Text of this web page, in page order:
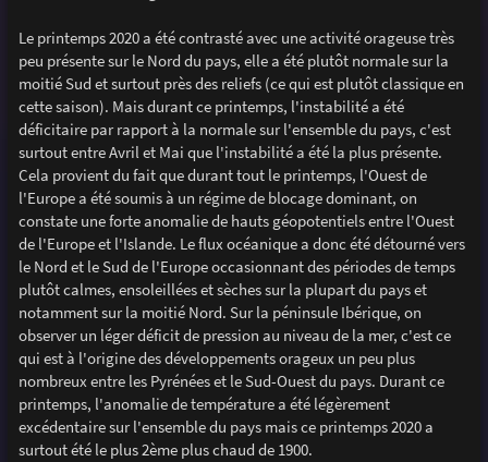
Le printemps 2020 a été contrasté avec une activité orageuse très
peu présente sur le Nord du pays, elle a été plutôt normale sur la
moitié Sud et surtout près des reliefs (ce qui est plutôt classique en
cette saison). Mais durant ce printemps, l'instabilité a été
déficitaire par rapport à la normale sur l'ensemble du pays, c'est
surtout entre Avril et Mai que l'instabilité a été la plus présente.
Cela provient du fait que durant tout le printemps, l'Ouest de
l'Europe a été soumis à un régime de blocage dominant, on
constate une forte anomalie de hauts géopotentiels entre l'Ouest
de l'Europe et l'Islande. Le flux océanique a donc été détourné vers
le Nord et le Sud de l'Europe occasionnant des périodes de temps
plutôt calmes, ensoleillées et sèches sur la plupart du pays et
notamment sur la moitié Nord. Sur la péninsule Ibérique, on
observer un léger déficit de pression au niveau de la mer, c'est ce
qui est à l'origine des développements orageux un peu plus
nombreux entre les Pyrénées et le Sud-Ouest du pays. Durant ce
printemps, l'anomalie de température a été légèrement
excédentaire sur l'ensemble du pays mais ce printemps 2020 a
surtout été le plus 2ème plus chaud de 1900.